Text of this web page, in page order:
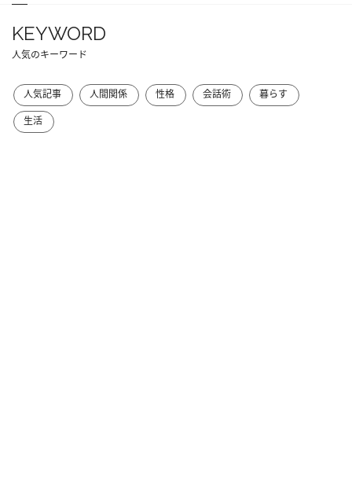
KEYWORD
人気のキーワード
人気記事 人間関係 性格 会話術
暮らす
生活